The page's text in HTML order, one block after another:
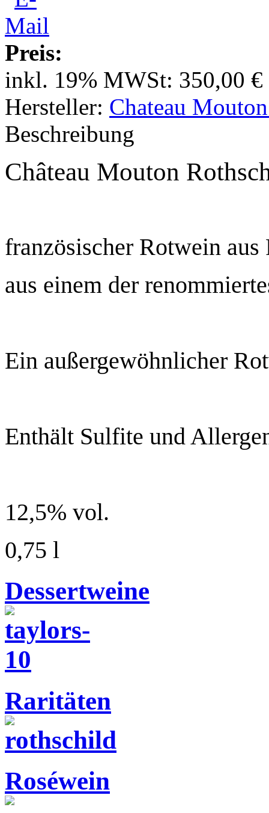
Preis:
inkl. 19% MWSt: 350,00 €
Hersteller: Chateau
Beschreibung
Château Mouton
französischer Rotwein aus
aus einem der
Ein außergewöhnlicher
Enthält Sulfite und
12,5% vol.
0,75 l
Dessertweine
Raritäten
Roséwein